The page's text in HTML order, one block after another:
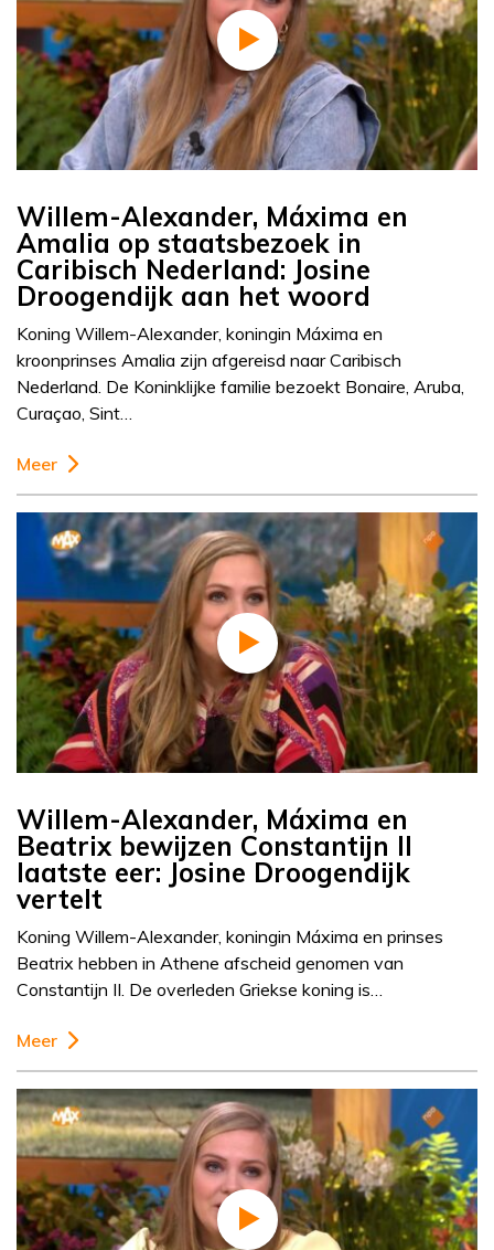
Willem-Alexander, Máxima en
Amalia op staatsbezoek in
Caribisch Nederland: Josine
Droogendijk aan het woord
Koning Willem-Alexander, koningin Máxima en
kroonprinses Amalia zijn afgereisd naar Caribisch
Nederland. De Koninklijke familie bezoekt Bonaire, Aruba,
Curaçao, Sint…
Meer
Willem-Alexander, Máxima en
Beatrix bewijzen Constantijn II
laatste eer: Josine Droogendijk
vertelt
Koning Willem-Alexander, koningin Máxima en prinses
Beatrix hebben in Athene afscheid genomen van
Constantijn II. De overleden Griekse koning is…
Meer